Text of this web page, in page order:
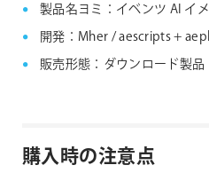
製品名ヨミ：イベンツ AI イ
開発：Mher / aescripts +
販売形態：ダウンロード製品
購入時の注意点